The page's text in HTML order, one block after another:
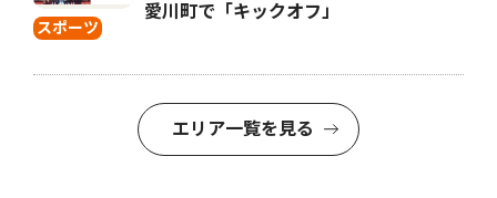
スポーツ
愛川町で「キックオフ」
エリア一覧を見る